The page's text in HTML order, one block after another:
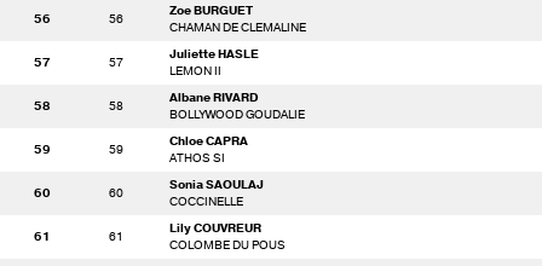
56 56
Zoe BURGUET
CHAMAN DE CLEMALINE
57 57
Juliette HASLE
LEMON II
58 58
Albane RIVARD
BOLLYWOOD GOUDALIE
59 59
Chloe CAPRA
ATHOS SI
60 60
Sonia SAOULAJ
COCCINELLE
61 61
Lily COUVREUR
COLOMBE DU POUS